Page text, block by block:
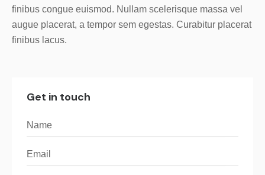
finibus congue euismod. Nullam scelerisque massa vel
augue placerat, a tempor sem egestas. Curabitur placerat
finibus lacus.
Get in touch